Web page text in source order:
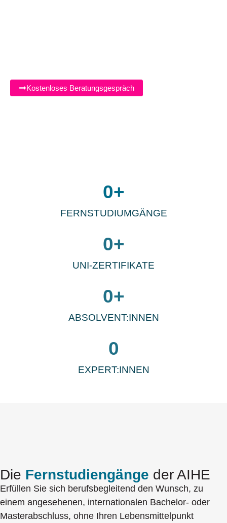
Kostenloses Beratungsgespräch
FERNSTUDIUMGÄNGE
0+
UNI-ZERTIFIKATE
0+
ABSOLVENT:INNEN
0+
EXPERT:INNEN
0
Die Fernstudiengänge der AIHE
Erfüllen Sie sich berufsbegleitend den Wunsch, zu
einem angesehenen, internationalen Bachelor- oder
Masterabschluss, ohne Ihren Lebensmittelpunkt